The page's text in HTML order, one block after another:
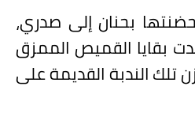
بحنان إلى صدري،
بقايا القميص الممزق
تلك الندبة القديمة على